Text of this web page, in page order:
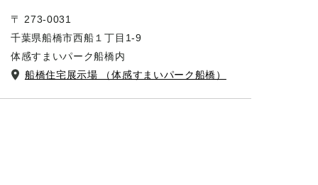
〒 273-0031
千葉県船橋市西船１丁目1-9
体感すまいパーク船橋内
船橋住宅展示場 （体感すまいパーク船橋）